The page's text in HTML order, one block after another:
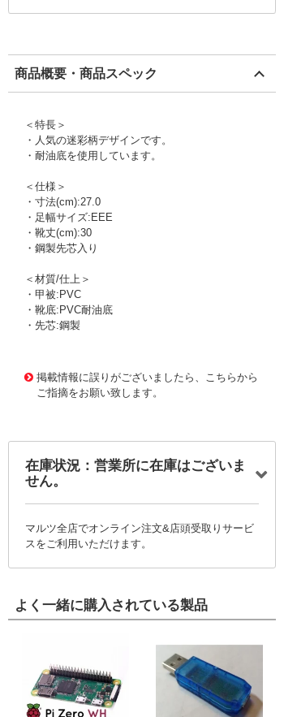
商品概要・商品スペック
＜特長＞
・人気の迷彩柄デザインです。
・耐油底を使用しています。
＜仕様＞
・寸法(cm):27.0
・足幅サイズ:EEE
・靴丈(cm):30
・鋼製先芯入り
＜材質/仕上＞
・甲被:PVC
・靴底:PVC耐油底
・先芯:鋼製
掲載情報に誤りがございましたら、こちらから
ご指摘をお願い致します。
在庫状況：営業所に在庫はございま
せん。
マルツ全店でオンライン注文&店頭受取りサービ
スをご利用いただけます。
よく一緒に購入されている製品